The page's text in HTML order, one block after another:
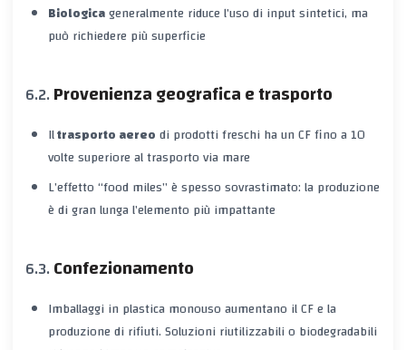
Biologicageneralmente riduce l’uso di input sintetici, ma
può richiedere più superficie
Provenienza geografica e trasporto
Iltrasporto aereodi prodotti freschi ha un CF fino a 10
volte superiore al trasporto via mare
L’effetto “food miles” è spesso sovrastimato: la produzione
è di gran lunga l’elemento più impattante
Confezionamento
Imballaggi in plastica monouso aumentano il CF e la
produzione di rifiuti. Soluzioni riutilizzabili o biodegradabili